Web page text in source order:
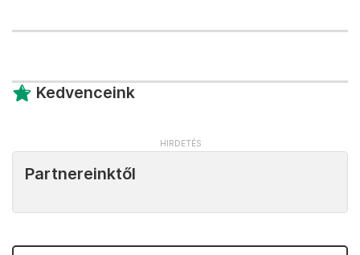
Kedvenceink
Partnereinktől